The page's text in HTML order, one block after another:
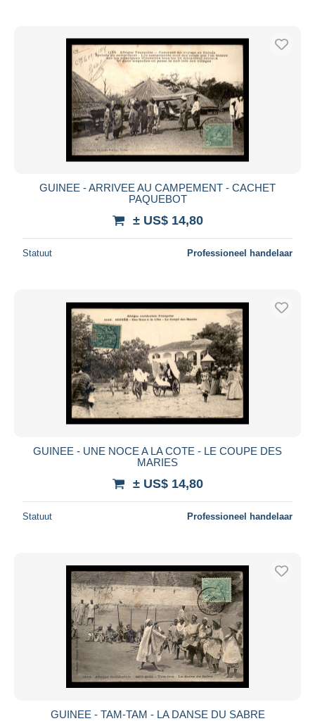
GUINEE - ARRIVEE AU CAMPEMENT - CACHET
PAQUEBOT
± US$ 14,80
Statuut Professioneel handelaar
GUINEE - UNE NOCE A LA COTE - LE COUPE DES
MARIES
± US$ 14,80
Statuut Professioneel handelaar
GUINEE - TAM-TAM - LA DANSE DU SABRE